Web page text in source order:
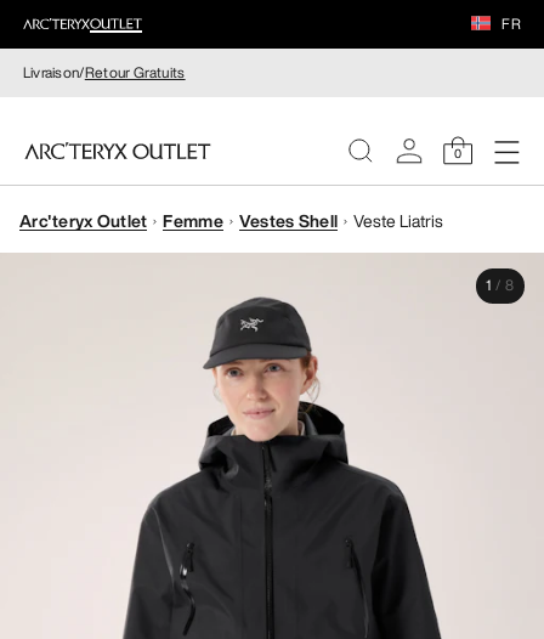
FR
Livraison/Retour Gratuits
0
FEMME
Arc'teryx Outlet Femme Vestes Shell Veste Liatris
1 / 8